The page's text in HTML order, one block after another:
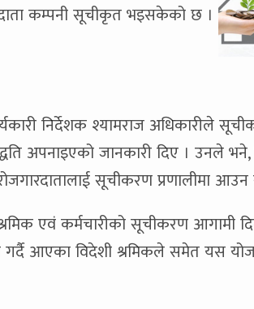
कम्पनी सूचीकृत भइसकेको छ ।
निर्देशक श्यामराज अधिकारीले
अपनाइएको जानकारी दिए । उनले भने,
सूचीकरण प्रणालीमा
श्रमिक एवं कर्मचारीको सूचीकरण आगामी
गर्दै आएका विदेशी श्रमिकले समेत यस